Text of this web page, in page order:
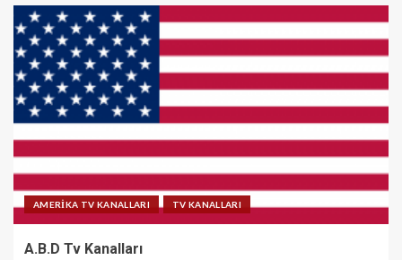
AMERİKA TV KANALLARI TV KANALLARI
A.B.D Tv Kanalları